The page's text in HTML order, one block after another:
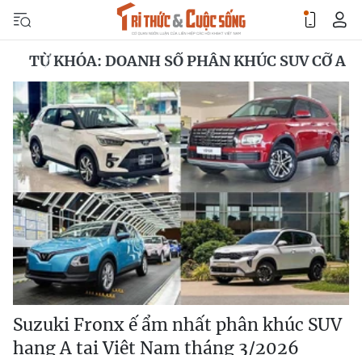
TỪ KHÓA: DOANH SỐ PHÂN KHÚC SUV CỠ A
Suzuki Fronx ế ẩm nhất phân khúc SUV
hạng A tại Việt Nam tháng 3/2026